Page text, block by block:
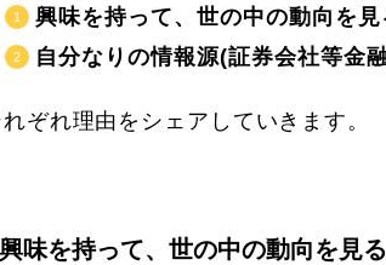
興味を持って、世の中の動向を
自分なりの情報源(証券会社等金
ぞれ理由をシェアしていきます。
興味を持って、世の中の動向を見